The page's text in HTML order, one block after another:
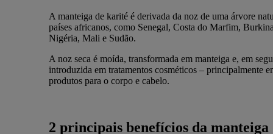
A manteiga de karité é derivada da noz de uma árvore
países africanos, como Senegal, Costa do Marfim,
Nigéria, Mali e Sudão.
A noz seca é moída, transformada em manteiga e, em
introduzida em tratamentos cosméticos – principalmente
produtos para o corpo e cabelo.
2 principais benefícios da manteiga